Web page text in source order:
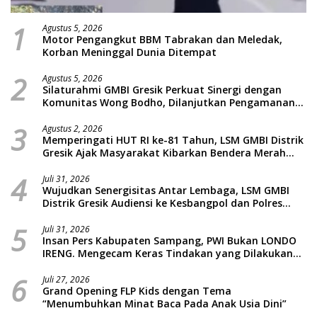
1 Agustus 5, 2026
Motor Pengangkut BBM Tabrakan dan Meledak,
Korban Meninggal Dunia Ditempat
2 Agustus 5, 2026
Silaturahmi GMBI Gresik Perkuat Sinergi dengan
Komunitas Wong Bodho, Dilanjutkan Pengamanan
Massal dan Santunan Anak Yatim
3 Agustus 2, 2026
Memperingati HUT RI ke-81 Tahun, LSM GMBI Distrik
Gresik Ajak Masyarakat Kibarkan Bendera Merah
4 Juli 31, 2026
Wujudkan Senergisitas Antar Lembaga, LSM GMBI
Distrik Gresik Audiensi ke Kesbangpol dan Polres
Piatu
5 Juli 31, 2026
Insan Pers Kabupaten Sampang, PWI Bukan LONDO
IRENG. Mengecam Keras Tindakan yang Dilakukan
6 Juli 27, 2026
Grand Opening FLP Kids dengan Tema
“Menumbuhkan Minat Baca Pada Anak Usia Dini”